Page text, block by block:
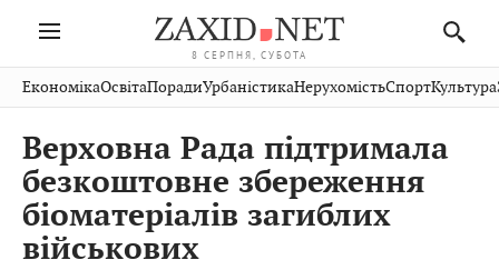
8 СЕРПНЯ, СУБОТА
Івано-
Франківськ
Волинь
Закарпаття
Рівне
Шептицький
Стрий
Хмельницький
Вінниця
Публікації
Авто СловкоКультура
Кіно Дім СпортКраєзнавство
ФотоОсвітаНерухомість
Домашні
тварини
ЕкономікаОсвітаПорадиУрбаністикаНерухомістьСпортКультура
Верховна Рада підтримала
безкоштовне збереження
біоматеріалів загиблих
військових